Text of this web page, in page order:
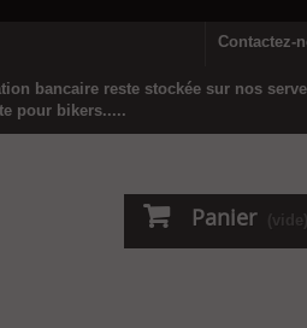
Contactez-
bancaire reste stockée sur nos
pour bikers.....
Panier (vide)